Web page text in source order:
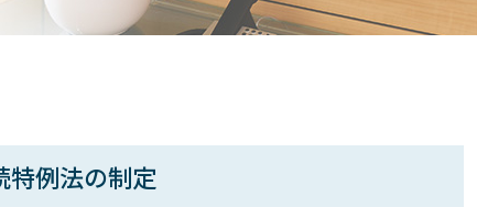
例法の制定